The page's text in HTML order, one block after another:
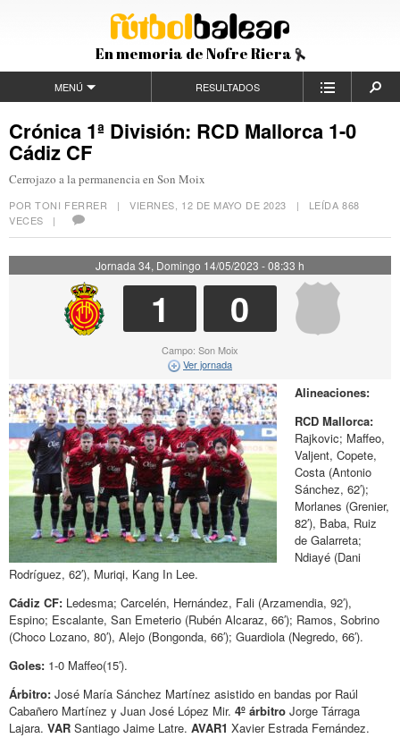
En memoria de Nofre Riera
MENÚ RESULTADOS
Crónica 1ª División: RCD Mallorca 1-0
Cádiz CF
Cerrojazo a la permanencia en Son Moix
POR TONI FERRER |VIERNES, 12 DE MAYO DE 2023 | LEÍDA 868
VECES |
Jornada 34, Domingo 14/05/2023 - 08:33 h
1 0
Campo: Son Moix
Ver jornada
Alineaciones:
RCD Mallorca:
Rajkovic; Maffeo,
Valjent, Copete,
Costa (Antonio
Sánchez, 62′);
Morlanes (Grenier,
82′), Baba, Ruiz
de Galarreta;
Ndiayé (Dani
Rodríguez, 62′), Muriqi, Kang In Lee.
Cádiz CF: Ledesma; Carcelén, Hernández, Fali (Arzamendia, 92′),
Espino; Escalante, San Emeterio (Rubén Alcaraz, 66′); Ramos, Sobrino
(Choco Lozano, 80′), Alejo (Bongonda, 66′); Guardiola (Negredo, 66′).
Goles: 1-0 Maffeo(15′).
Árbitro: José María Sánchez Martínez asistido en bandas por Raúl
Cabañero Martínez y Juan José López Mir. 4º árbitro Jorge Tárraga
Lajara. VAR Santiago Jaime Latre. AVAR1 Xavier Estrada Fernández.